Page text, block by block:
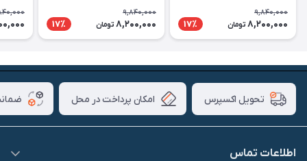
9,840,000
8,200,000 تومان 17٪
9,840,000
8,200,000 تومان 17٪
تحویل اکسپرس امکان پرداخت در محل
اطلاعات تماس